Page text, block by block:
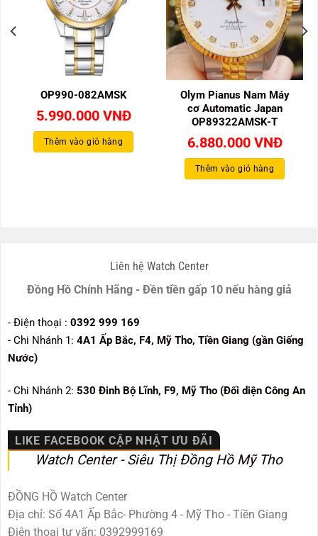
OP990-082AMSK
5.990.000 VNĐ
Thêm vào giỏ hàng
Olym Pianus Nam Máy
cơ Automatic Japan
OP89322AMSK-T
Giá
gốc
là:
9.000.000 VNĐ.
6.880.000 VNĐGiá
hiện
là:
Thêm vào giỏ hàng
Liên hệ Watch Center
Đồng Hồ Chính Hãng - Đền tiền gấp 10 nếu hàng giả
- Điện thoại : 0392 999 169
- Chi Nhánh 1: 4A1 Ấp Bắc, F4, Mỹ Tho, Tiền Giang (gần Giếng
Nước)
- Chi Nhánh 2: 530 Đinh Bộ Lĩnh, F9, Mỹ Tho (Đối diện Công An
Tỉnh)
LIKE FACEBOOK CẬP NHẬT ƯU ĐÃI
Watch Center - Siêu Thị Đồng Hồ Mỹ Tho
ĐỒNG HỒ Watch Center
Địa chỉ: Số 4A1 Ấp Bắc- Phường 4 - Mỹ Tho - Tiền Giang
Điện thoại tư vấn: 0392999169